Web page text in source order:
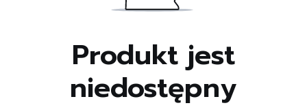
Produkt jest
niedostępny